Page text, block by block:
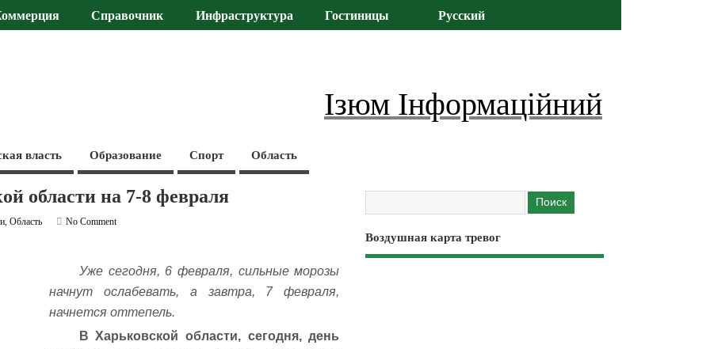
Справочник Инфраструктура Гостиницы Русский
Ізюм Інформаційний
власть Образование Спорт Область
области на 7-8 февраля
,Область
No Comment
Уже сегодня, 6 февраля, сильные морозы
начнут ослабевать, а завтра, 7 февраля,
начнется оттепель.
В Харьковской области, сегодня, день
Воздушная карта тревог